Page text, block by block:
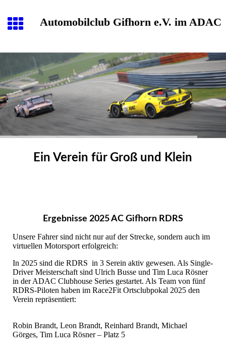
Automobilclub Gifhorn e.V. im ADAC
Ein Verein für Groß und Klein
Ergebnisse 2025 AC Gifhorn RDRS
Unsere Fahrer sind nicht nur auf der Strecke, sondern auch im
virtuellen Motorsport erfolgreich:
In 2025 sind die RDRS in 3 Serein aktiv gewesen. Als Single-
Driver Meisterschaft sind Ulrich Busse und Tim Luca Rösner
in der ADAC Clubhouse Series gestartet. Als Team von fünf
RDRS-Piloten haben im Race2Fit Ortsclubpokal 2025 den
Verein repräsentiert:
Robin Brandt, Leon Brandt, Reinhard Brandt, Michael
Görges, Tim Luca Rösner – Platz 5